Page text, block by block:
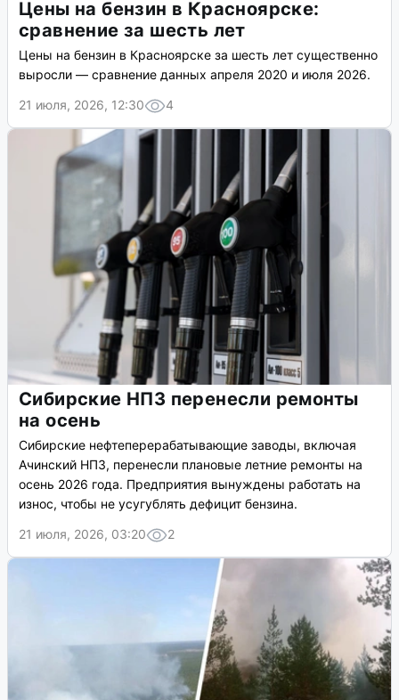
Цены на бензин в Красноярске:
сравнение за шесть лет
Цены на бензин в Красноярске за шесть лет существенно
выросли — сравнение данных апреля 2020 и июля 2026.
21 июля, 2026, 12:30
4
Сибирские НПЗ перенесли ремонты
на осень
Сибирские нефтеперерабатывающие заводы, включая
Ачинский НПЗ, перенесли плановые летние ремонты на
осень 2026 года. Предприятия вынуждены работать на
износ, чтобы не усугублять дефицит бензина.
21 июля, 2026, 03:20
2